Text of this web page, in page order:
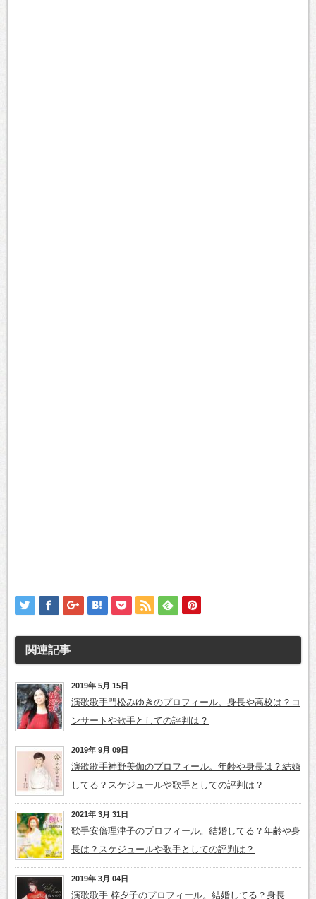
関連記事
2019年 5月 15日
演歌歌手門松みゆきのプロフィール。身長や高校は？コ
ンサートや歌手としての評判は？
2019年 9月 09日
演歌歌手神野美伽のプロフィール。年齢や身長は？結婚
してる？スケジュールや歌手としての評判は？
2021年 3月 31日
歌手安倍理津子のプロフィール。結婚してる？年齢や身
長は？スケジュールや歌手としての評判は？
2019年 3月 04日
演歌歌手 梓夕子のプロフィール。結婚してる？身長